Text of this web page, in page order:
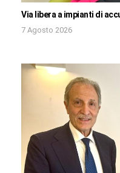
Via libera a impianti di
7 Agosto 2026